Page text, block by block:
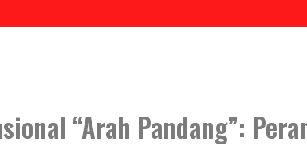
“Arah Pandang”: